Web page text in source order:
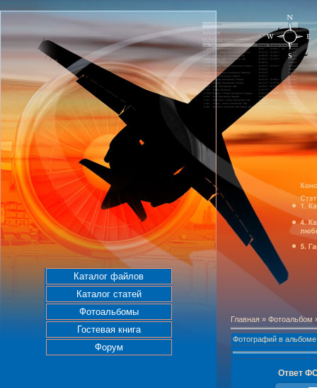
Каталог файлов
Каталог статей
Фотоальбомы
Гостевая книга
Форум
Главная » Фотоальбом
Фотографий в альбоме